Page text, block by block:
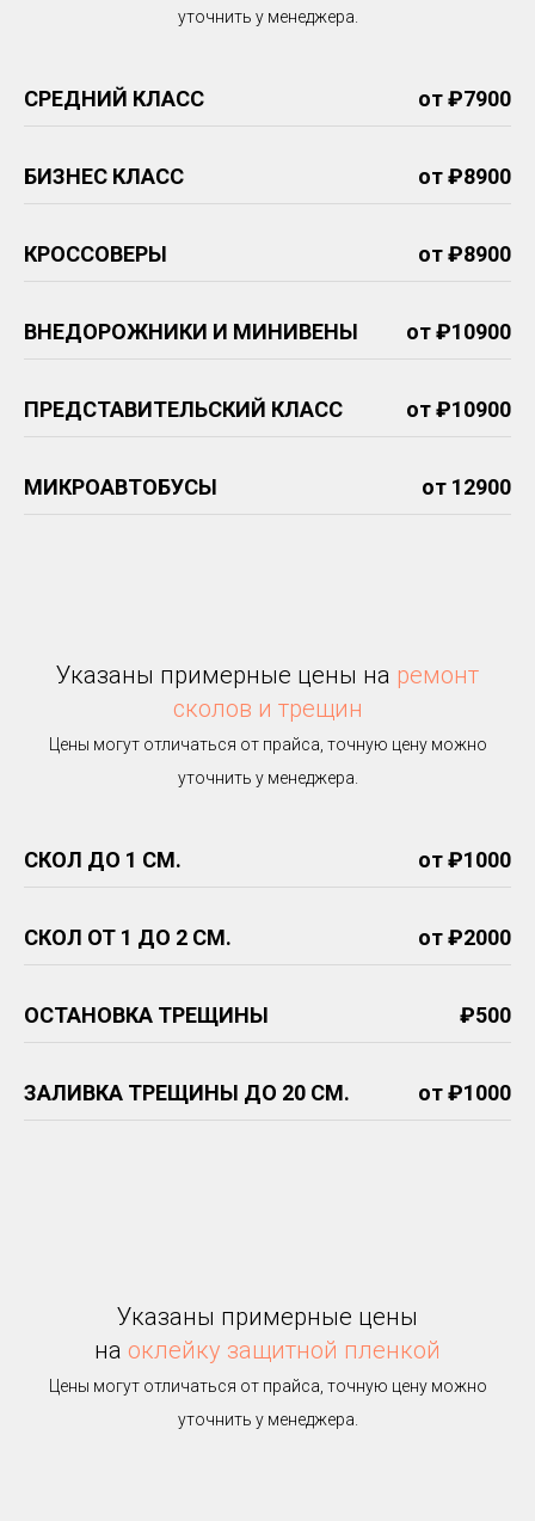
уточнить у менеджера.
СРЕДНИЙ КЛАСС от ₽7900
БИЗНЕС КЛАСС от ₽8900
КРОССОВЕРЫ от ₽8900
ВНЕДОРОЖНИКИ И МИНИВЕНЫ от ₽10900
ПРЕДСТАВИТЕЛЬСКИЙ КЛАСС от ₽10900
МИКРОАВТОБУСЫ от 12900
Указаны примерные цены на ремонт
сколов и трещин
Цены могут отличаться от прайса, точную цену можно
уточнить у менеджера.
СКОЛ ДО 1 СМ. от ₽1000
СКОЛ ОТ 1 ДО 2 СМ. от ₽2000
ОСТАНОВКА ТРЕЩИНЫ ₽500
ЗАЛИВКА ТРЕЩИНЫ ДО 20 СМ. от ₽1000
Указаны примерные цены
на оклейку защитной пленкой
Цены могут отличаться от прайса, точную цену можно
уточнить у менеджера.